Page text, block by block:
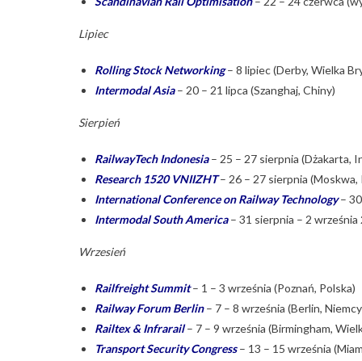
Lipiec
Rolling Stock Networking– 8 lipiec (Derby, Wielka
Intermodal Asia– 20 – 21 lipca (Szanghaj, Chiny)
Sierpień
RailwayTech Indonesia– 25 – 27 sierpnia (Dżakarta,
Research 1520 VNIIZHT– 26 – 27 sierpnia (Moskwa,
International Conference on Railway Technology– 30
Intermodal South America– 31 sierpnia – 2 września
Wrzesień
Railfreight Summit– 1 – 3 września (Poznań, Polska)
Railway Forum Berlin– 7 – 8 września (Berlin,
Railtex & Infrarail– 7 – 9 września (Birmingham,
Transport Security Congress– 13 – 15 września